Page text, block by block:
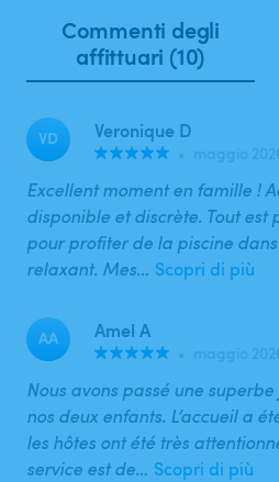
Commenti degli
affittuari (10)
VD Veronique D
Excellent moment en famille !
disponible et discrète. Tout est
pour profiter de la piscine
relaxant. Mes… Scopri di più
AA Amel A
Nous avons passé une
nos deux enfants. L’accueil a
les hôtes ont été très
service est de… Scopri di più